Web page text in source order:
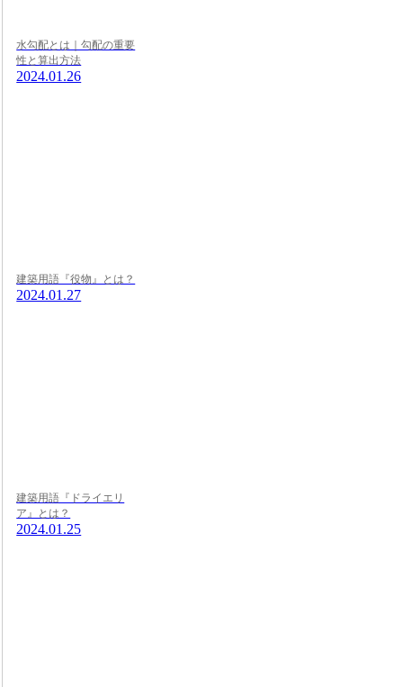
水勾配とは｜勾配の重要
性と算出方法
2024.01.26
建築用語『役物』とは？
2024.01.27
建築用語『ドライエリ
ア』とは？
2024.01.25